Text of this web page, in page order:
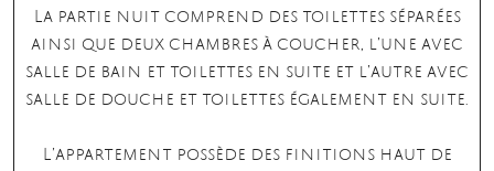
La partie nuit comprend des toilettes séparées
ainsi que deux chambres à coucher, l’une avec
salle de bain et toilettes en suite et l’autre avec
salle de douche et toilettes également en suite.
L’appartement possède des finitions haut de